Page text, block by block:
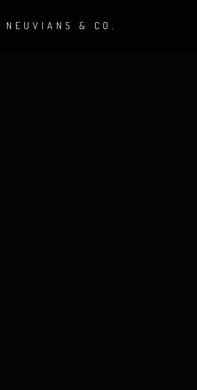
NEUVIANS & CO.